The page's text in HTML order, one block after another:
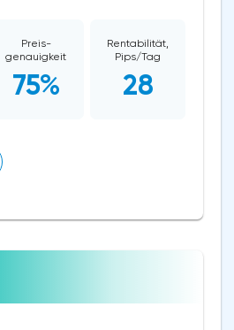
Preis-
genauigkeit
75%
Rentabilität,
Pips/Tag
28